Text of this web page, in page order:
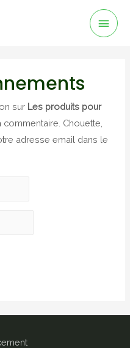
sur Les produits pour
Chouette,
adresse email dans le